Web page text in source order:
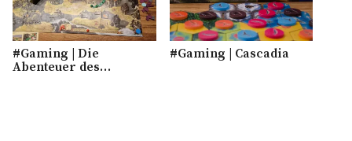
#Gaming | Die
Abenteuer des…
#Gaming | Cascadia